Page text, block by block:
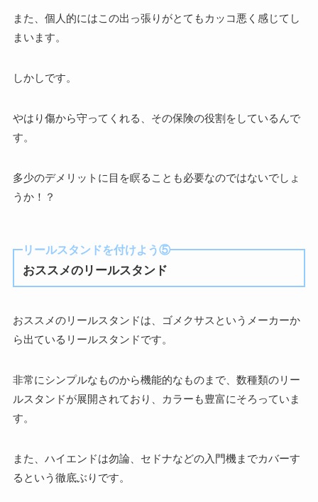
また、個人的にはこの出っ張りがとてもカッコ悪く感じてし
まいます。
しかしです。
やはり傷から守ってくれる、その保険の役割をしているんで
す。
多少のデメリットに目を瞑ることも必要なのではないでしょ
うか！？
リールスタンドを付けよう⑤
おススメのリールスタンド
おススメのリールスタンドは、ゴメクサスというメーカーか
ら出ているリールスタンドです。
非常にシンプルなものから機能的なものまで、数種類のリー
ルスタンドが展開されており、カラーも豊富にそろっていま
す。
また、ハイエンドは勿論、セドナなどの入門機までカバーす
るという徹底ぶりです。